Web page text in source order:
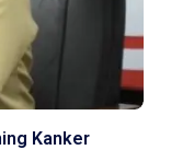
Kanker